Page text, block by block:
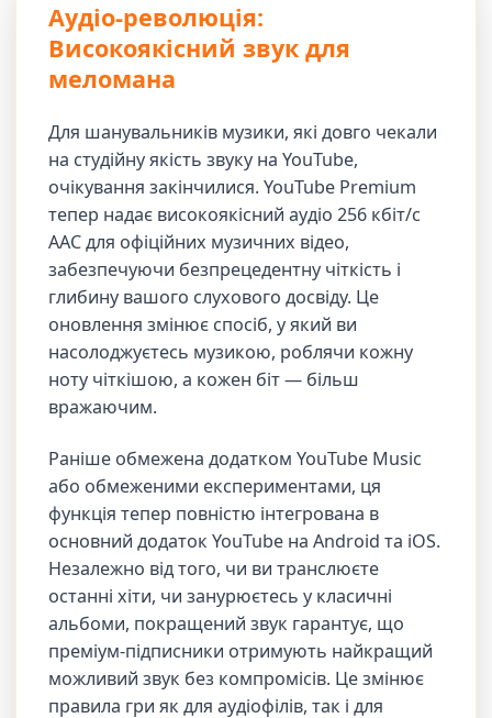
Аудіо-революція:
Високоякісний звук для
меломана
Для шанувальників музики, які довго чекали
на студійну якість звуку на YouTube,
очікування закінчилися. YouTube Premium
тепер надає високоякісний аудіо 256 кбіт/с
AAC для офіційних музичних відео,
забезпечуючи безпрецедентну чіткість і
глибину вашого слухового досвіду. Це
оновлення змінює спосіб, у який ви
насолоджуєтесь музикою, роблячи кожну
ноту чіткішою, а кожен біт — більш
вражаючим.
Раніше обмежена додатком YouTube Music
або обмеженими експериментами, ця
функція тепер повністю інтегрована в
основний додаток YouTube на Android та iOS.
Незалежно від того, чи ви транслюєте
останні хіти, чи занурюєтесь у класичні
альбоми, покращений звук гарантує, що
преміум-підписники отримують найкращий
можливий звук без компромісів. Це змінює
правила гри як для аудіофілів, так і для